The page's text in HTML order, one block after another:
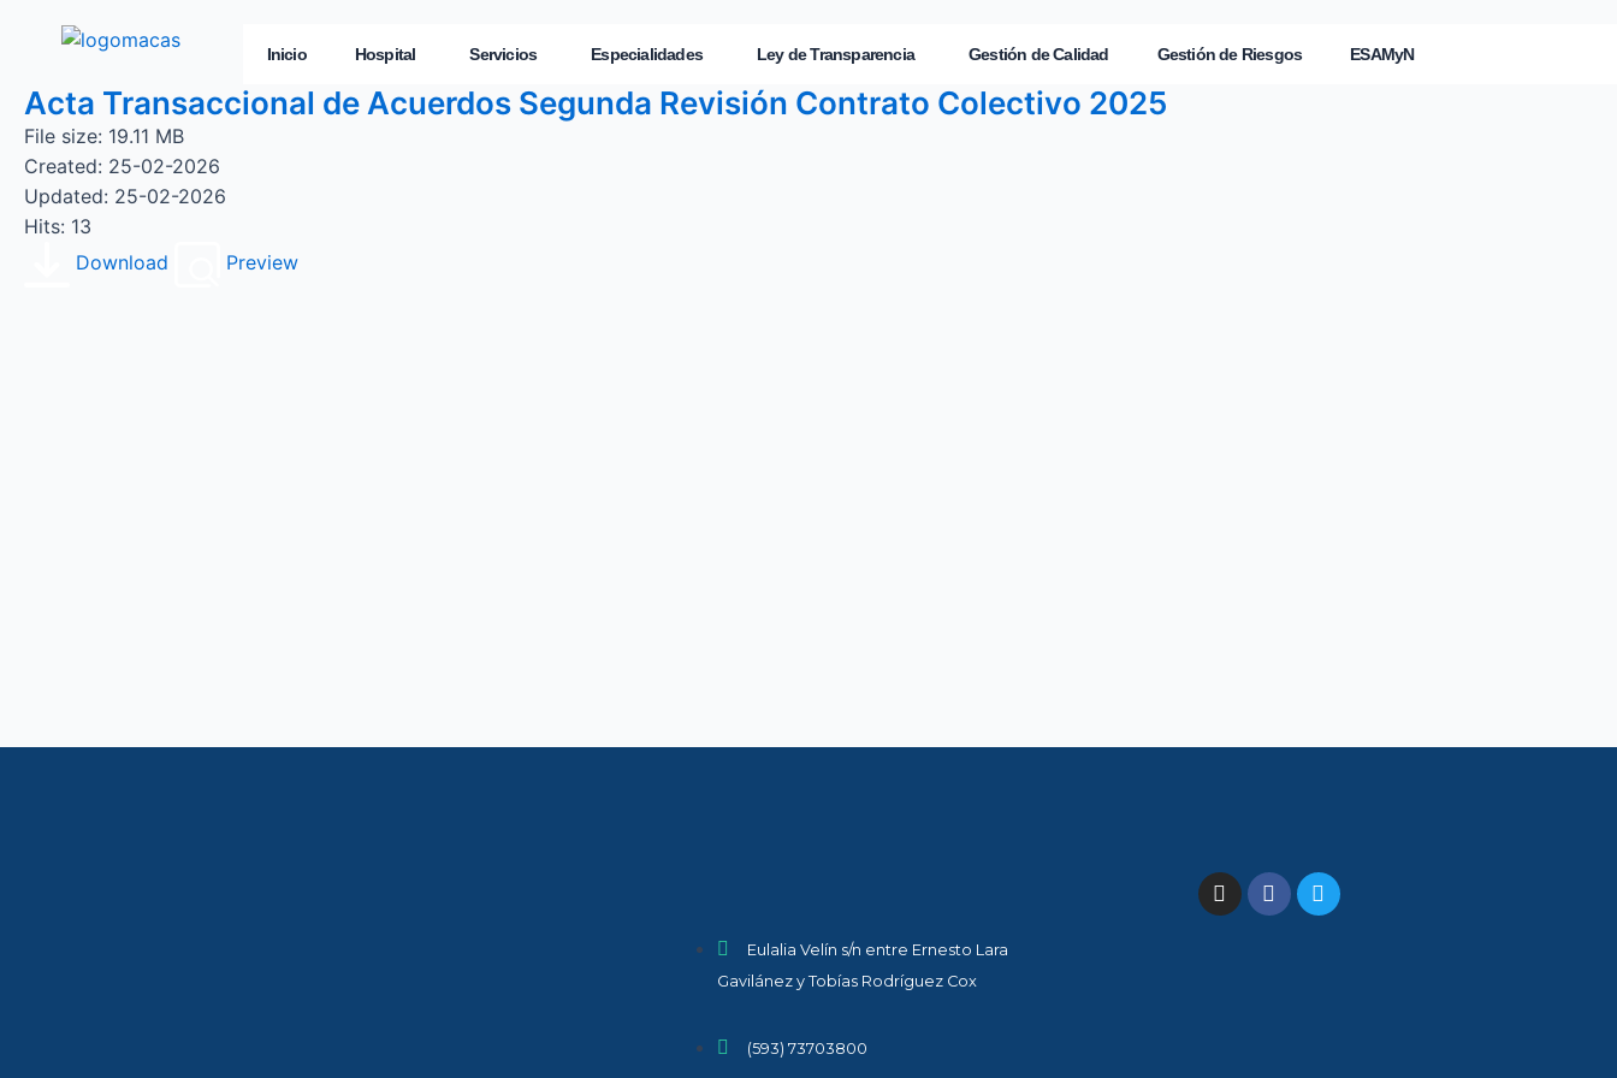
Inicio Hospital Servicios Especialidades Ley de Transparencia Gestión de Calidad Gestión de Riesgos ESAMyN
Acta Transaccional de Acuerdos Segunda Revisión Contrato Colectivo 2025
File size: 19.11 MB
Created: 25-02-2026
Updated: 25-02-2026
Hits: 13
Download
Preview
Eulalia Velín s/n entre Ernesto Lara
Gavilánez y Tobías Rodríguez Cox
(593) 73703800​